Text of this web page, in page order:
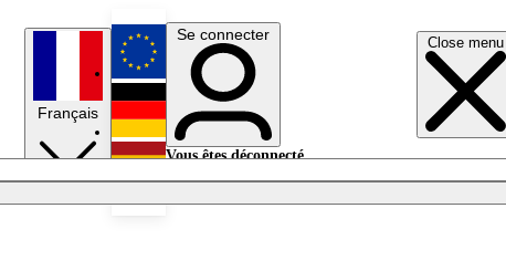
Close menu
Français
English
Deutsch
Se connecter
Vous êtes déconnecté.